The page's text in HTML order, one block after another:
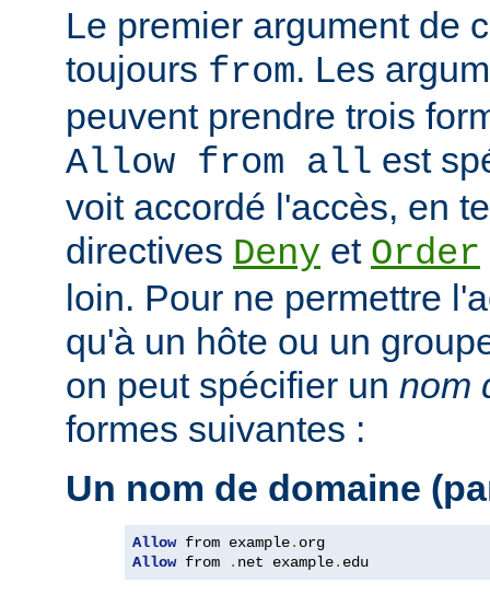
Le premier argument de
toujours from. Les
peuvent prendre trois
Allow from all est
voit accordé l'accès, en
directives Deny et Order
loin. Pour ne permettre
qu'à un hôte ou un
on peut spécifier un nom
formes suivantes :
Un nom de domaine
Allow from example.
Allow from . net example. edu